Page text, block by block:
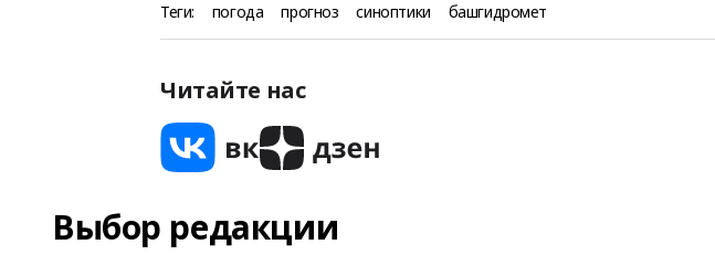
Теги: погода прогноз синоптики башгидромет
Читайте нас
Выбор редакции